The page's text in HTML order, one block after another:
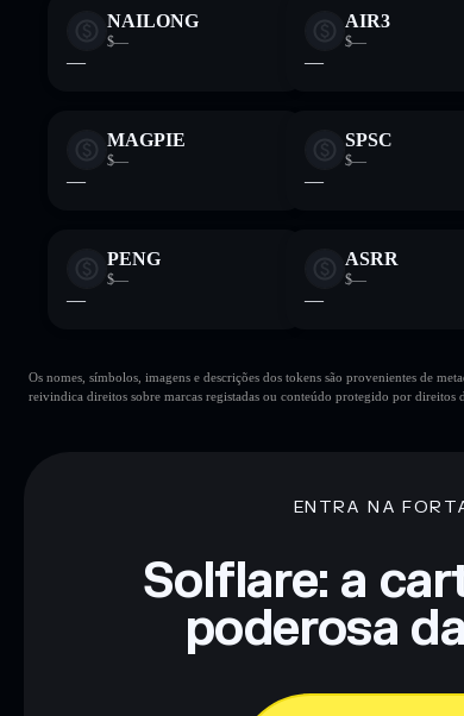
NAILONG
$—
—
AIR3
$—
—
MAGPIE
$—
—
SPSC
$—
—
PENG
$—
—
ASRR
$—
—
Os nomes, símbolos, imagens e descrições dos tokens são provenientes de
reivindica direitos sobre marcas registadas ou conteúdo protegido por direitos
ENTRA NA
Solflare: a
poderosa